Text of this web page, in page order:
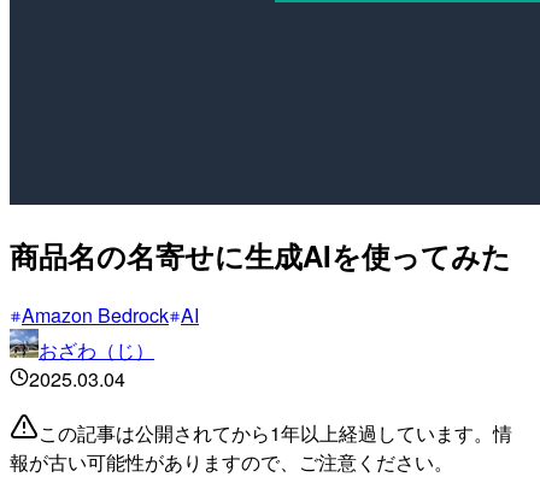
商品名の名寄せに生成AIを使ってみた
Amazon Bedrock AI
おざわ（じ）
2025.03.04
この記事は公開されてから1年以上経過しています。情
報が古い可能性がありますので、ご注意ください。